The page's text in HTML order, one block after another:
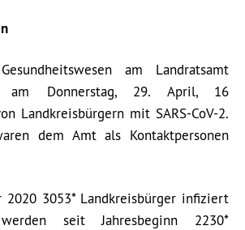
am Landratsamt
am Donnerstag, 29. April, 16
Landkreisbürgern mit SARS-CoV-2.
dem Amt als Kontaktpersonen
2020 3053* Landkreisbürger infiziert
seit Jahresbeginn 2230*